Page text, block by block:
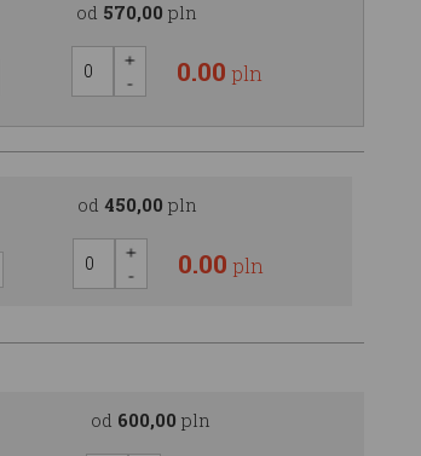
od 570,00 pln
0.00 pln
od450,00 pln
0.00 pln
od 600,00 pln